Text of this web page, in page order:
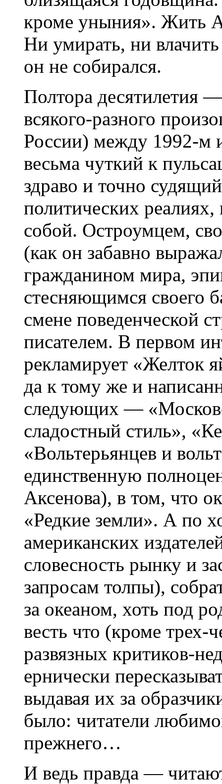
кроме уныния». Жить
Ни умирать, ни
он не собирался.
Полтора десятилетия
всякого-разного
России) между 1992-м
весьма чуткий к
здраво и точно
политических реалиях,
собой. Остроумцем,
(как он забавно
гражданином мира,
стесняющимся своего
смене поведенческой
писателем. В первом
рекламирует «Желток
да к тому же и
следующих —
сладостный стиль»,
«Вольтерьянцев и
единственную
Аксенова), в том, что
«Редкие земли». А по
американских
словесность рынку и
запросам толпы),
за океаном, хоть под
весть что (кроме трех-
развязных критиков-
ернически
выдавая их за
было: читатели
прежнего…
И ведь правда —